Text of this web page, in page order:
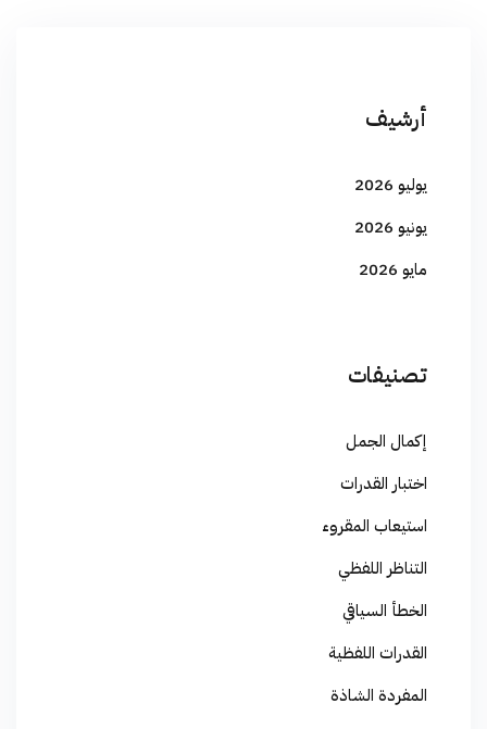
أرشيف
يوليو 2026
يونيو 2026
مايو 2026
تصنيفات
إكمال الجمل
اختبار القدرات
استيعاب المقروء
التناظر اللفظي
الخطأ السياقي
القدرات اللفظية
المفردة الشاذة